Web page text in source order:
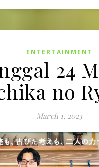
ENTERTAINMENT
24
no
March 1, 2023